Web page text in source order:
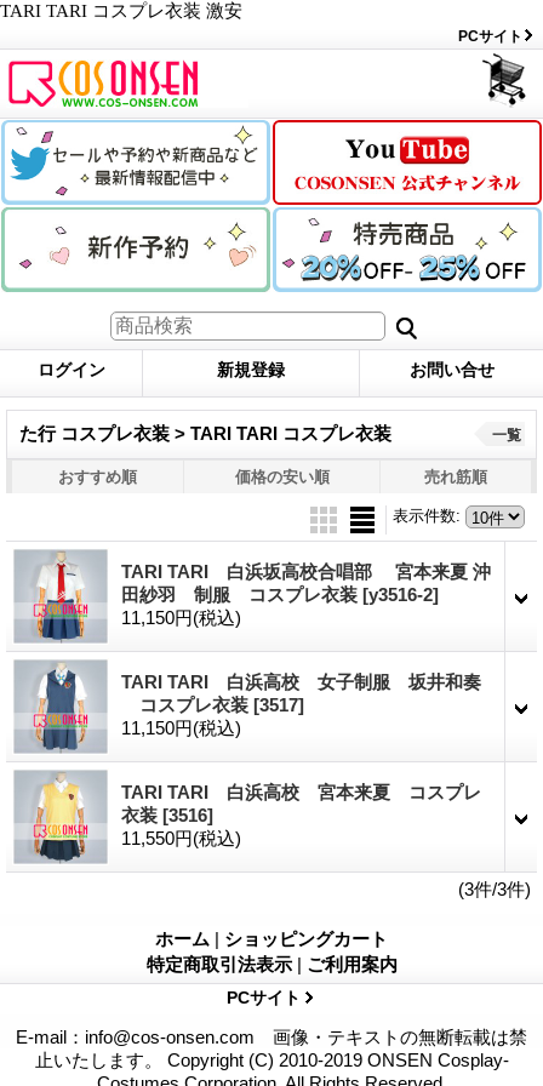
TARI TARI コスプレ衣装 激安
PCサイト
ログイン 新規登録 お問い合せ
た行 コスプレ衣装 > TARI TARI コスプレ衣装 一覧
おすすめ順 価格の安い順 売れ筋順
表示件数:
TARI TARI 白浜坂高校合唱部 宮本来夏 沖
田紗羽 制服 コスプレ衣装 [y3516-2]
11,150円(税込)
TARI TARI 白浜高校 女子制服 坂井和奏
コスプレ衣装 [3517]
11,150円(税込)
TARI TARI 白浜高校 宮本来夏 コスプレ
衣装 [3516]
11,550円(税込)
(3件/3件)
ホーム | ショッピングカート
特定商取引法表示 | ご利用案内
PCサイト
E-mail：info@cos-onsen.com 画像・テキストの無断転載は禁
止いたします。 Copyright (C) 2010-2019 ONSEN Cosplay-